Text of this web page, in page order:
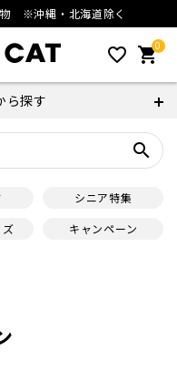
物 ※沖縄・北海道除く
favorite_outline 0
shopping_cart
ら探す
search
シニア特集
キャンペーン